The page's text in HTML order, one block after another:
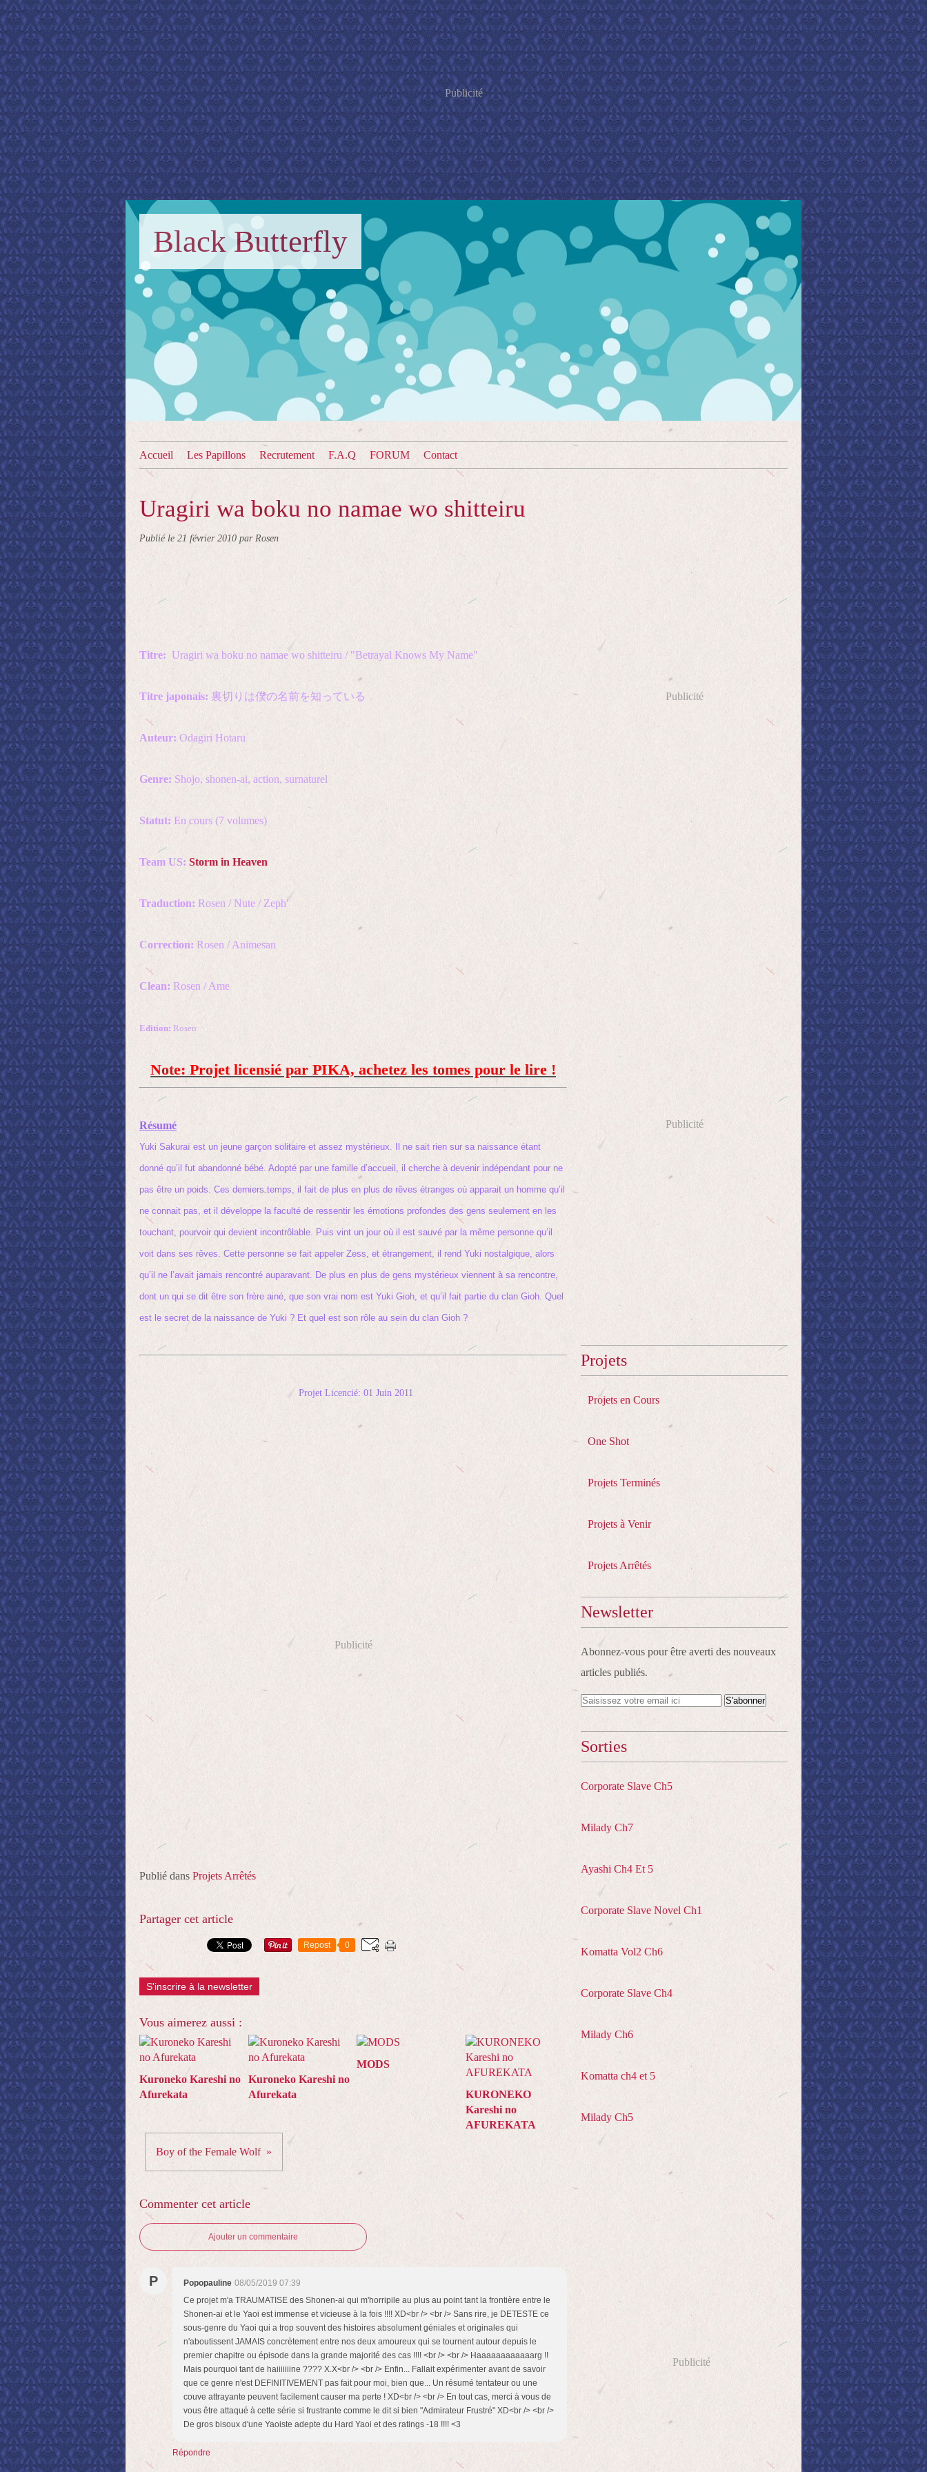
Publicité
Black Butterfly
Accueil Les Papillons Recrutement F.A.Q FORUM Contact
Uragiri wa boku no namae wo shitteiru
Publié le 21 février 2010 par Rosen
Titre: Uragiri wa boku no namae wo shitteiru / "Betrayal Knows My Name"
Titre japonais: 裏切りは僕の名前を知っている
Auteur: Odagiri Hotaru
Genre: Shojo, shonen-ai, action, surnaturel
Statut: En cours (7 volumes)
Team US: Storm in Heaven
Traduction: Rosen / Nute / Zeph'
Correction: Rosen / Animesan
Clean: Rosen / Ame
Edition: Rosen
Note: Projet licensié par PIKA, achetez les tomes pour le lire !
Résumé
Yuki Sakuraï est un jeune garçon solitaire et assez mystérieux. Il ne sait rien sur sa naissance étant
donné qu’il fut abandonné bébé. Adopté par une famille d’accueil, il cherche à devenir indépendant pour ne
pas être un poids. Ces derniers temps, il fait de plus en plus de rêves étranges où apparait un homme qu’il
ne connait pas, et il développe la faculté de ressentir les émotions profondes des gens seulement en les
touchant, pourvoir qui devient incontrôlable. Puis vint un jour où il est sauvé par la même personne qu’il
voit dans ses rêves. Cette personne se fait appeler Zess, et étrangement, il rend Yuki nostalgique, alors
qu’il ne l’avait jamais rencontré auparavant. De plus en plus de gens mystérieux viennent à sa rencontre,
dont un qui se dit être son frère ainé, que son vrai nom est Yuki Gioh, et qu’il fait partie du clan Gioh. Quel
est le secret de la naissance de Yuki ? Et quel est son rôle au sein du clan Gioh ?
Projet Licencié: 01 Juin 2011
Publicité
Publié dans Projets Arrêtés
Partager cet article
Repost 0
S'inscrire à la newsletter
Vous aimerez aussi :
Kuroneko Kareshi no
Afurekata
Kuroneko Kareshi no
Afurekata
MODS
KURONEKO
Kareshi no
AFUREKATA
Boy of the Female Wolf
Commenter cet article
Ajouter un commentaire
P Popopauline 08/05/2019 07:39
Ce projet m'a TRAUMATISE des Shonen-ai qui m'horripile au plus au point tant la frontière entre le
Shonen-ai et le Yaoi est immense et vicieuse à la fois !!!! XD<br /> <br /> Sans rire, je DETESTE ce
sous-genre du Yaoi qui a trop souvent des histoires absolument géniales et originales qui
n'aboutissent JAMAIS concrètement entre nos deux amoureux qui se tournent autour depuis le
premier chapitre ou épisode dans la grande majorité des cas !!!! <br /> <br /> Haaaaaaaaaaaarg !!
Mais pourquoi tant de haiiiiiiine ???? X.X<br /> <br /> Enfin... Fallait expérimenter avant de savoir
que ce genre n'est DEFINITIVEMENT pas fait pour moi, bien que... Un résumé tentateur ou une
couve attrayante peuvent facilement causer ma perte ! XD<br /> <br /> En tout cas, merci à vous de
vous être attaqué à cette série si frustrante comme le dit si bien "Admirateur Frustré" XD<br /> <br />
De gros bisoux d'une Yaoiste adepte du Hard Yaoi et des ratings -18 !!!! <3
Répondre
Publicité
Publicité
Projets
Projets en Cours
One Shot
Projets Terminés
Projets à Venir
Projets Arrêtés
Newsletter
Abonnez-vous pour être averti des nouveaux
articles publiés.
Sorties
Corporate Slave Ch5
Milady Ch7
Ayashi Ch4 Et 5
Corporate Slave Novel Ch1
Komatta Vol2 Ch6
Corporate Slave Ch4
Milady Ch6
Komatta ch4 et 5
Milady Ch5
Publicité